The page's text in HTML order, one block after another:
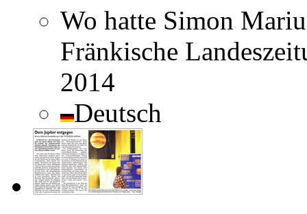
Wo hatte Simon
Fränkische
2014
Deutsch